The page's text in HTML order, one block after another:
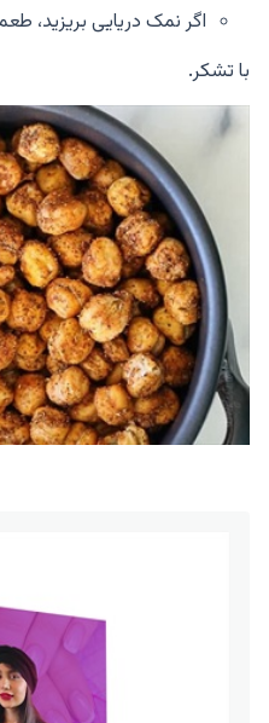
اگر نمک دریایی بریزید،
با تشکر.